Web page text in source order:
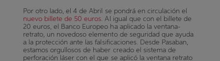
Por otro lado, el 4 de Abril se pondrá en circulación el
nuevo billete de 50 euros. Al igual que con el billete de
20 euros, el Banco Europeo ha aplicado la ventana-
retrato, un novedoso elemento de seguridad que ayuda
a la protección ante las falsificaciones. Desde Pasaban,
estamos orgullosos de haber creado el sistema de
perforación láser con el que se aplicó la ventana retrato